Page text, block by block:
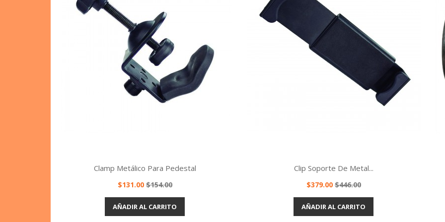
Vista rápida
Clamp Metálico Para Pedestal
Precio
$131.00 Precio
$154.00
AÑADIR AL CARRITO
Vista rápida
Clip Soporte De Metal...
Precio
$379.00 Precio
$446.00
AÑADIR AL CARRITO